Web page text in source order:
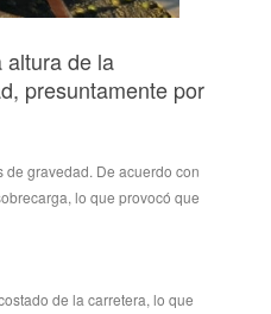
altura de la
presuntamente por
gravedad. De acuerdo con
lo que provocó que
de la carretera, lo que